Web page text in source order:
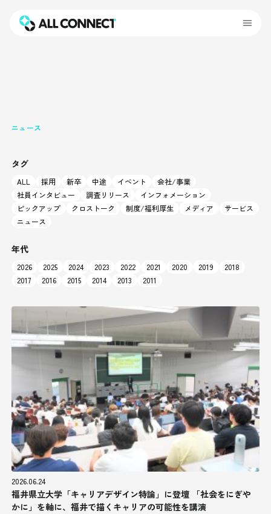
ニュース
タグ
ALL 採用 新卒 中途 イベント
会社/事業
社員インタビュー
調査リリース
インフォメーション
ピックアップ
クロストーク 制度/福利厚生 メディア
サービス
ニュース
年代
2026 2025 2024 2023 2022 2021 2020 2019
2018
2017
2016 2015 2014 2013 2011
2026.06.24
福井県立大学「キャリアデザイン特論」に登壇 「社会をにぎや
かに」を軸に、福井で描くキャリアの可能性を講演